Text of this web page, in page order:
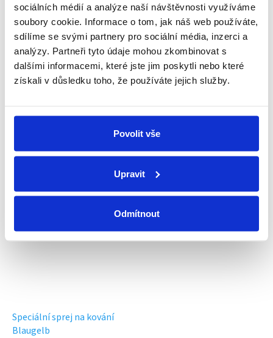
sociálních médií a analýze naší návštěvnosti využíváme
soubory cookie. Informace o tom, jak náš web používáte,
sdílíme se svými partnery pro sociální média, inzerci a
analýzy. Partneři tyto údaje mohou zkombinovat s
dalšími informacemi, které jste jim poskytli nebo které
získali v důsledku toho, že používáte jejich služby.
Povolit vše
Upravit
Odmítnout
Technické poradenství
Kování známe, rádi poradíme a pomůžeme
Individuální přístup
Vlastní tým techniků
Související produkty
Speciální sprej na kování
Blaugelb